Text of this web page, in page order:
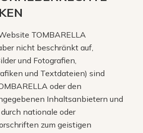
TOMBARELLA
nicht beschränkt auf,
und Fotografien,
und Textdateien) sind
oder den
Inhaltsanbietern und
nationale oder
zum geistigen